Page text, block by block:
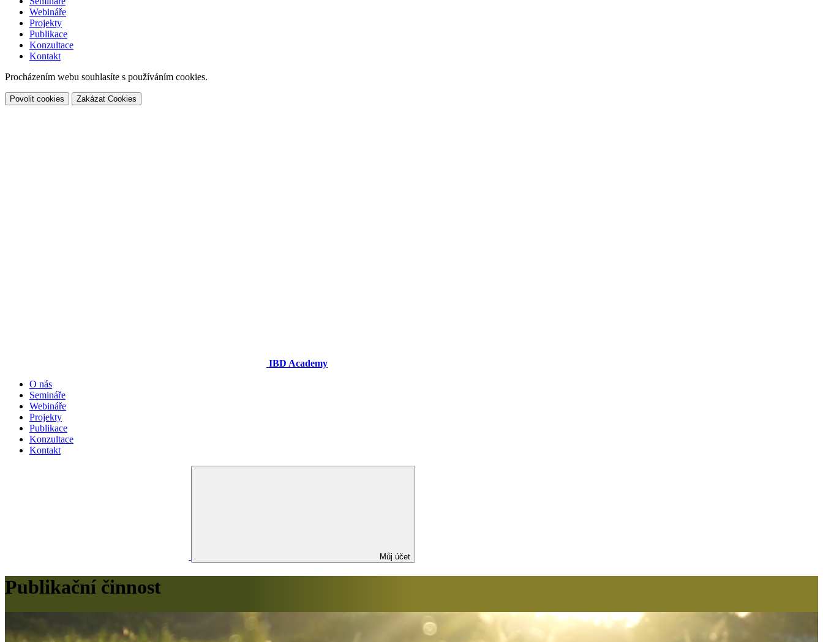
Webináře
Projekty
Publikace
Konzultace
Kontakt
Procházením webu souhlasíte s používáním cookies.
Povolit cookies Zakázat Cookies
IBD Academy
O nás
Semináře
Webináře
Projekty
Publikace
Konzultace
Kontakt
Můj účet
Publikační činnost